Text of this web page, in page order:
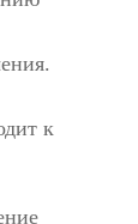
к